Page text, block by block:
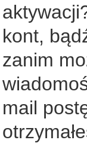
kont,
zanim
mail